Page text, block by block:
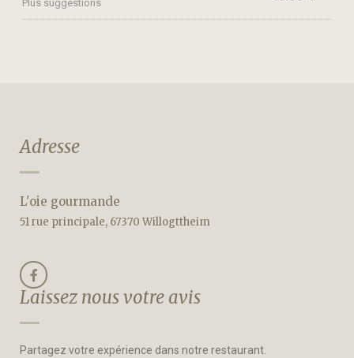
Plus suggestions
Adresse
L'oie gourmande
51 rue principale, 67370 Willogttheim
Laissez nous votre avis
Partagez votre expérience dans notre restaurant.